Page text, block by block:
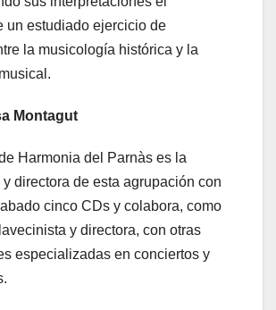
un estudiado ejercicio de
la musicología histórica y la
Montagut
Harmonia del Parnàs es la
directora de esta agrupación con
cinco CDs y colabora, como
y directora, con otras
especializadas en conciertos y